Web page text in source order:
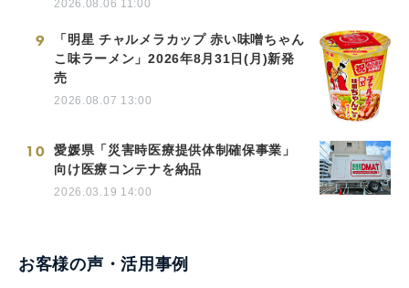
2026.08.06 11:00
9
「明星 チャルメラカップ 赤い味噌ちゃん
こ味ラーメン」2026年8月31日(月)新発
売
2026.08.07 13:00
10
愛媛県「災害時医療提供体制確保事業」
向け医療コンテナを納品
2026.03.19 14:00
お客様の声・活用事例